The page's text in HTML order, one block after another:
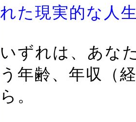
れた現実的な人
いずれは、あな
う年齢、年収（
ら。